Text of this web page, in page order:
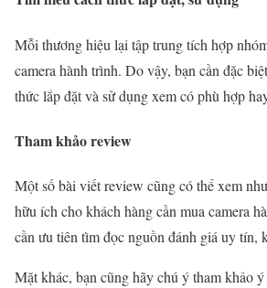
Mỗi thương hiệu lại tập trung tích hợp
camera hành trình. Do vậy, bạn cần đặc
thức lắp đặt và sử dụng xem có phù hợp
Tham khảo review
Một số bài viết review cũng có thể xem
hữu ích cho khách hàng cần mua camera
cần ưu tiên tìm đọc nguồn đánh giá uy tín,
Mặt khác, bạn cũng hãy chú ý tham khảo